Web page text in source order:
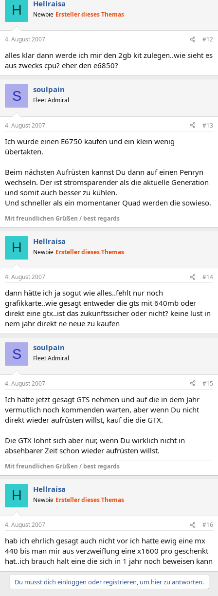
H Hellraisa
Newbie Ersteller dieses Themas
4. August 2007 #12
alles klar dann werde ich mir den 2gb kit zulegen..wie sieht es
aus zwecks cpu? eher den e6850?
S soulpain
Fleet Admiral
4. August 2007 #13
Ich würde einen E6750 kaufen und ein klein wenig
übertakten.
Beim nächsten Aufrüsten kannst Du dann auf einen Penryn
wechseln. Der ist stromsparender als die aktuelle Generation
und somit auch besser zu kühlen.
Und schneller als ein momentaner Quad werden die sowieso.
Mit freundlichen Grüßen / best regards
H Hellraisa
Newbie Ersteller dieses Themas
4. August 2007 #14
dann hätte ich ja sogut wie alles..fehlt nur noch
grafikkarte..wie gesagt entweder die gts mit 640mb oder
direkt eine gtx..ist das zukunftssicher oder nicht? keine lust in
nem jahr direkt ne neue zu kaufen
S soulpain
Fleet Admiral
4. August 2007 #15
Ich hätte jetzt gesagt GTS nehmen und auf die in dem Jahr
vermutlich noch kommenden warten, aber wenn Du nicht
direkt wieder aufrüsten willst, kauf die die GTX.
Die GTX lohnt sich aber nur, wenn Du wirklich nicht in
absehbarer Zeit schon wieder aufrüsten willst.
Mit freundlichen Grüßen / best regards
H Hellraisa
Newbie Ersteller dieses Themas
4. August 2007 #16
hab ich ehrlich gesagt auch nicht vor ich hatte ewig eine mx
440 bis man mir aus verzweiflung eine x1600 pro geschenkt
hat..ich brauch halt eine die sich in 1 jahr noch beweisen kann
Du musst dich einloggen oder registrieren, um hier zu antworten.